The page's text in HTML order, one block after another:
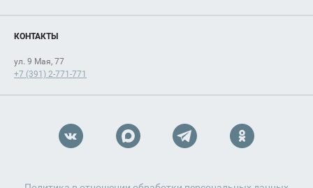
КОНТАКТЫ
ул. 9 Мая, 77
+7 (391) 2-771-771